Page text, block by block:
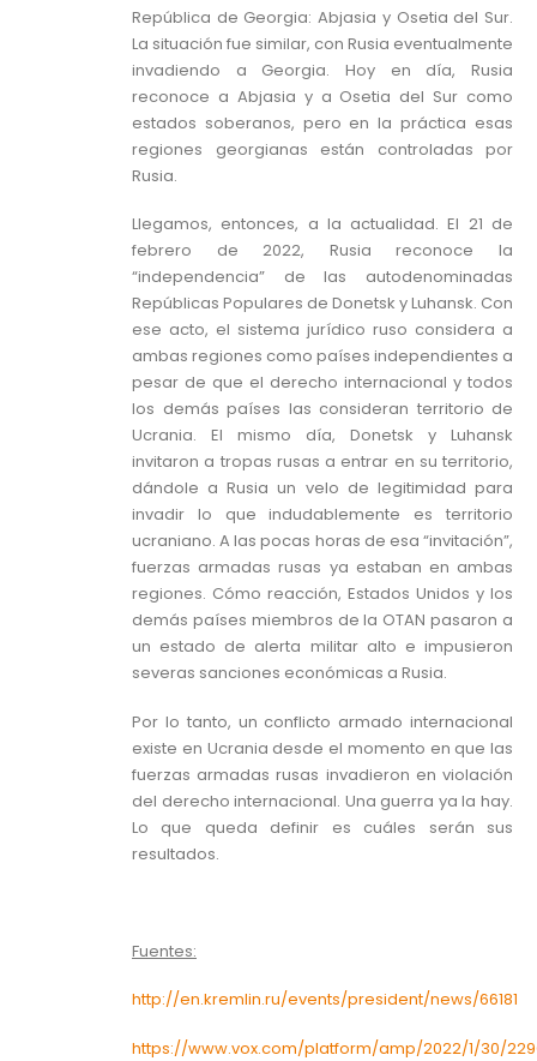
República de Georgia: Abjasia y Osetia del Sur.
La situación fue similar, con Rusia eventualmente
invadiendo a Georgia. Hoy en día, Rusia
reconoce a Abjasia y a Osetia del Sur como
estados soberanos, pero en la práctica esas
regiones georgianas están controladas por
Rusia.
Llegamos, entonces, a la actualidad. El 21 de
febrero de 2022, Rusia reconoce la
“independencia” de las autodenominadas
Repúblicas Populares de Donetsk y Luhansk. Con
ese acto, el sistema jurídico ruso considera a
ambas regiones como países independientes a
pesar de que el derecho internacional y todos
los demás países las consideran territorio de
Ucrania. El mismo día, Donetsk y Luhansk
invitaron a tropas rusas a entrar en su territorio,
dándole a Rusia un velo de legitimidad para
invadir lo que indudablemente es territorio
ucraniano. A las pocas horas de esa “invitación”,
fuerzas armadas rusas ya estaban en ambas
regiones. Cómo reacción, Estados Unidos y los
demás países miembros de la OTAN pasaron a
un estado de alerta militar alto e impusieron
severas sanciones económicas a Rusia.
Por lo tanto, un conflicto armado internacional
existe en Ucrania desde el momento en que las
fuerzas armadas rusas invadieron en violación
del derecho internacional. Una guerra ya la hay.
Lo que queda definir es cuáles serán sus
resultados.
Fuentes:
http://en.kremlin.ru/events/president/news/66181
https://www.vox.com/platform/amp/2022/1/30/